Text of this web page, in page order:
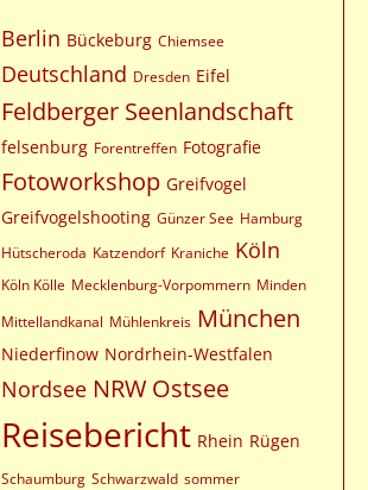
Berlin Bückeburg Chiemsee
Deutschland Dresden Eifel
Feldberger Seenlandschaft
felsenburg Forentreffen Fotografie
Fotoworkshop Greifvogel
Greifvogelshooting Günzer See Hamburg
Hütscheroda Katzendorf Kraniche Köln
Köln Kölle Mecklenburg-Vorpommern Minden
Mittellandkanal Mühlenkreis München
Niederfinow Nordrhein-Westfalen
Nordsee NRW Ostsee
Reisebericht Rhein Rügen
Schaumburg Schwarzwald sommer